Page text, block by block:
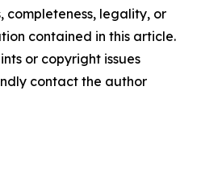
completeness, legality, or
contained in this article.
or copyright issues
contact the author